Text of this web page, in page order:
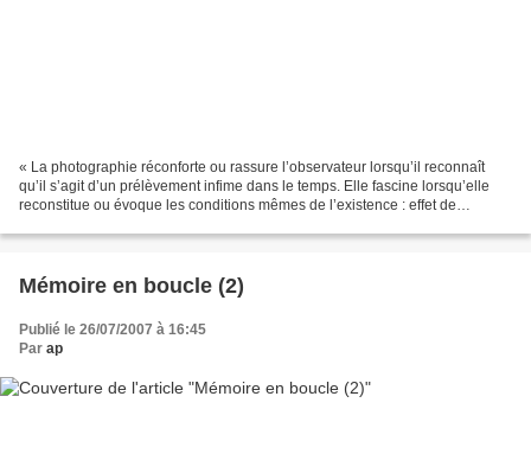
« La photographie réconforte ou rassure l’observateur lorsqu’il reconnaît
qu’il s’agit d’un prélèvement infime dans le temps. Elle fascine lorsqu’elle
reconstitue ou évoque les conditions mêmes de l’existence : effet de
Mémoire en boucle (2)
Publié le 26/07/2007 à 16:45
Par ap